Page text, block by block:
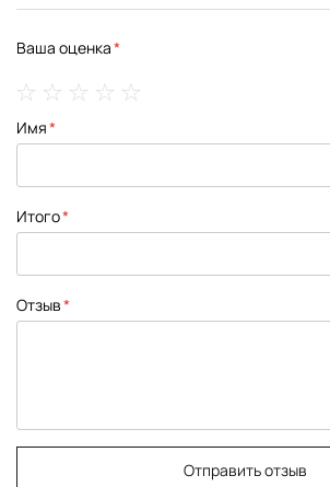
Ваша оценка
star
stars
stars
stars
stars
Имя
Итого
Отзыв
Отправить отзыв